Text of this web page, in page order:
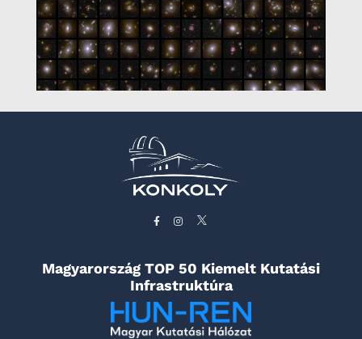
Magyarország TOP 50 Kiemelt Kutatási
Infrastruktúra